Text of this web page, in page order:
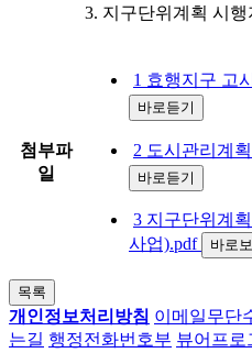
3. 지구단위계획 시행
첨부파
일
1 효행지구 고
바로듣기
2 도시관리계
바로듣기
3 지구단위계
사업).pdf
바로
목록
개인정보처리방침 이메일무단
는길 행정전화번호부 뷰어프로